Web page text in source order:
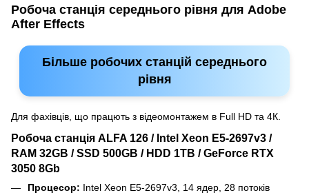
Робоча станція середнього рівня для Adobe
After Effects
Більше робочих станцій середнього
рівня
Для фахівців, що працють з відеомонтажем в Full HD та 4К.
Робоча станція ALFA 126 / Intel Xeon E5-2697v3 /
RAM 32GB / SSD 500GB / HDD 1TB / GeForce RTX
3050 8Gb
Процесор: Intel Xeon E5-2697v3, 14 ядер, 28 потоків